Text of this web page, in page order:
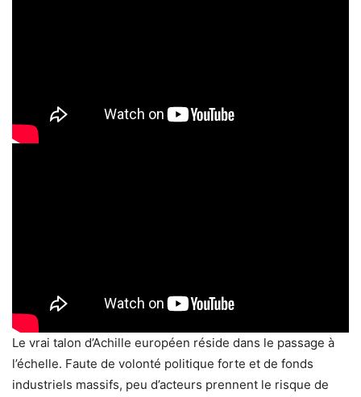
Le vrai talon d’Achille européen réside dans le passage à
l’échelle. Faute de volonté politique forte et de fonds
industriels massifs, peu d’acteurs prennent le risque de